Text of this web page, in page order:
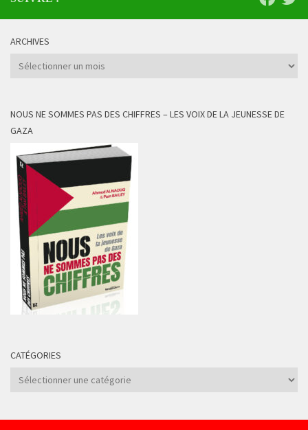
ARCHIVES
Archives
NOUS NE SOMMES PAS DES CHIFFRES – LES VOIX DE LA JEUNESSE DE
GAZA
CATÉGORIES
Catégories